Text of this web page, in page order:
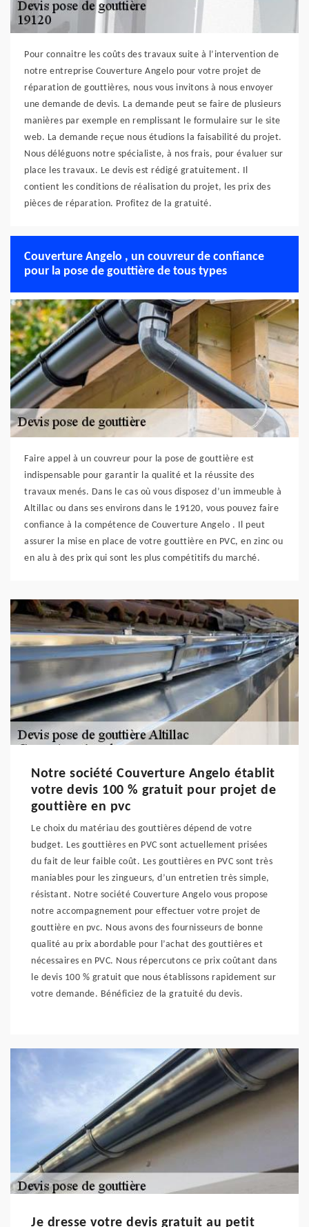
Pour connaitre les coûts des travaux suite à l’intervention de
notre entreprise Couverture Angelo pour votre projet de
réparation de gouttières, nous vous invitons à nous envoyer
une demande de devis. La demande peut se faire de plusieurs
manières par exemple en remplissant le formulaire sur le site
web. La demande reçue nous étudions la faisabilité du projet.
Nous déléguons notre spécialiste, à nos frais, pour évaluer sur
place les travaux. Le devis est rédigé gratuitement. Il
contient les conditions de réalisation du projet, les prix des
pièces de réparation. Profitez de la gratuité.
Couverture Angelo , un couvreur de confiance
pour la pose de gouttière de tous types
Faire appel à un couvreur pour la pose de gouttière est
indispensable pour garantir la qualité et la réussite des
travaux menés. Dans le cas où vous disposez d’un immeuble à
Altillac ou dans ses environs dans le 19120, vous pouvez faire
confiance à la compétence de Couverture Angelo . Il peut
assurer la mise en place de votre gouttière en PVC, en zinc ou
en alu à des prix qui sont les plus compétitifs du marché.
Notre société Couverture Angelo établit
votre devis 100 % gratuit pour projet de
gouttière en pvc
Le choix du matériau des gouttières dépend de votre
budget. Les gouttières en PVC sont actuellement prisées
du fait de leur faible coût. Les gouttières en PVC sont très
maniables pour les zingueurs, d’un entretien très simple,
résistant. Notre société Couverture Angelo vous propose
notre accompagnement pour effectuer votre projet de
gouttière en pvc. Nous avons des fournisseurs de bonne
qualité au prix abordable pour l’achat des gouttières et
nécessaires en PVC. Nous répercutons ce prix coûtant dans
le devis 100 % gratuit que nous établissons rapidement sur
votre demande. Bénéficiez de la gratuité du devis.
Je dresse votre devis gratuit au petit